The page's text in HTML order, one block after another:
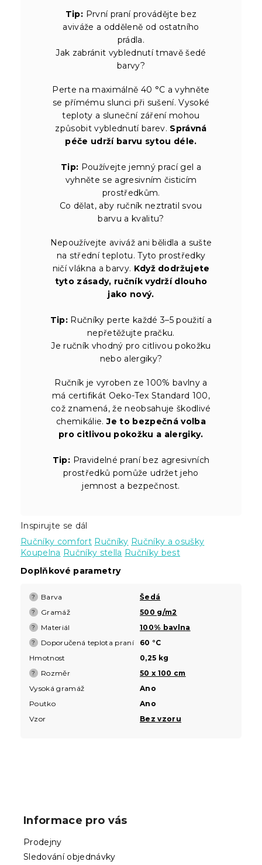
Tip: První praní provádějte bez
aviváže a odděleně od ostatního
prádla.
Jak zabránit vyblednutí tmavě šedé
barvy?
Perte na maximálně 40 °C a vyhněte
se přímému slunci při sušení. Vysoké
teploty a sluneční záření mohou
způsobit vyblednutí barev. Správná
péče udrží barvu sytou déle.
Tip: Používejte jemný prací gel a
vyhněte se agresivním čisticím
prostředkům.
Co dělat, aby ručník neztratil svou
barvu a kvalitu?
Nepoužívejte aviváž ani bělidla a sušte
na střední teplotu. Tyto prostředky
ničí vlákna a barvy. Když dodržujete
tyto zásady, ručník vydrží dlouho
jako nový.
Tip: Ručníky perte každé 3–5 použití a
nepřetěžujte pračku.
Je ručník vhodný pro citlivou pokožku
nebo alergiky?
Ručník je vyroben ze 100% bavlny a
má certifikát Oeko-Tex Standard 100,
což znamená, že neobsahuje škodlivé
chemikálie.Je to bezpečná volba
pro citlivou pokožku a alergiky.
Tip: Pravidelné praní bez agresivních
prostředků pomůže udržet jeho
jemnost a bezpečnost.
Inspirujte se dál
Ručníky comfort Ručníky Ručníky a osušky
Koupelna Ručníky stella Ručníky best
Doplňkové parametry
? Barva Šedá
? Gramáž 500 g/m2
? Materiál 100% bavlna
? Doporučená teplota praní
60 °C
Hmotnost
0,25 kg
? Rozměr
50 x 100 cm
Vysoká gramáž
Ano
Poutko
Ano
Vzor
Bez vzoru
Informace pro vás
Prodejny
Sledování objednávky